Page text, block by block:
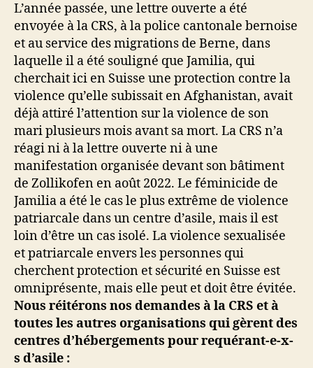
L’année passée, une lettre ouverte a été
envoyée à la CRS, à la police cantonale bernoise
et au service des migrations de Berne, dans
laquelle il a été souligné que Jamilia, qui
cherchait ici en Suisse une protection contre la
violence qu’elle subissait en Afghanistan, avait
déjà attiré l’attention sur la violence de son
mari plusieurs mois avant sa mort. La CRS n’a
réagi ni à la lettre ouverte ni à une
manifestation organisée devant son bâtiment
de Zollikofen en août 2022. Le féminicide de
Jamilia a été le cas le plus extrême de violence
patriarcale dans un centre d’asile, mais il est
loin d’être un cas isolé. La violence sexualisée
et patriarcale envers les personnes qui
cherchent protection et sécurité en Suisse est
omniprésente, mais elle peut et doit être évitée.
Nous réitérons nos demandes à la CRS et à
toutes les autres organisations qui gèrent des
centres d’hébergements pour requérant-e-x-
s d’asile :